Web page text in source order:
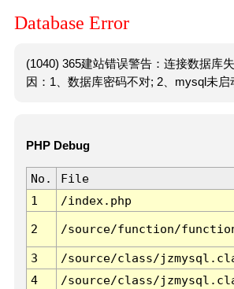
Database Error
(1040) 365建站错误警告：连接数据库
因：1、数据库密码不对; 2、mysql未启
PHP Debug
No. File
1
/index.php
2 /source/function/
3 /source/class/
4
/source/class/